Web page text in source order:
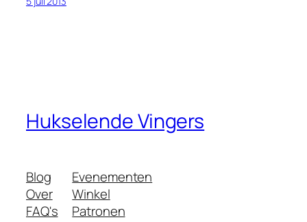
Hukselende Vingers
Blog
Over
FAQ's
Evenementen
Winkel
Patronen